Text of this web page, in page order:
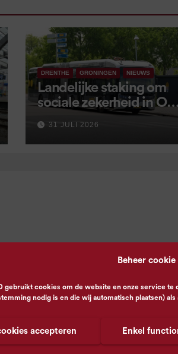
Beheer
gebruikt cookies om de website en onze service
nodig is en die wij automatisch plaatsen) als
accepteren Enkel
DRENTHE GRONINGEN NIEUWS
Landelijke staking om
sociale zekerheid in OV
aangekondigd voor 9
september
31 JULI 2026
GD -Privacyverklaring